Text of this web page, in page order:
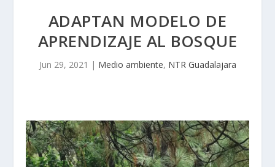
ADAPTAN MODELO DE
APRENDIZAJE AL BOSQUE
Jun 29, 2021 | Medio ambiente, NTR Guadalajara